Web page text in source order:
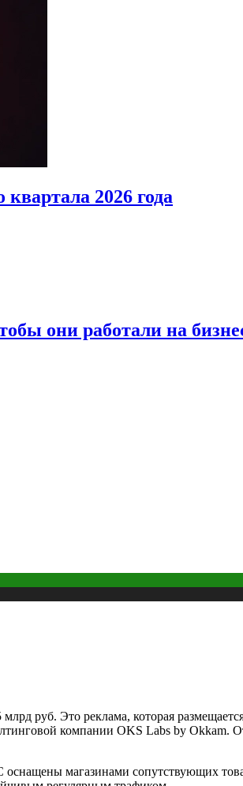
2026 года
они работали на
руб. Это реклама, которая
компании OKS Labs by Okkam.
магазинами сопутствующих